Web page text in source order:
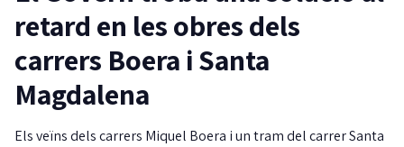
retard en les obres dels
carrers Boera i Santa
Magdalena
Els veïns dels carrers Miquel Boera i un tram del carrer Santa